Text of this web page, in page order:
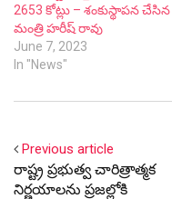
2653 కోట్లు – శంకుస్థాపన చేసిన
మంత్రి హరీష్ రావు
June 7, 2023
In "News"
Previous article
రాష్ట్ర ప్రభుత్వ చారిత్రాత్మక
నిర్ణయాలను ప్రజల్లోకి